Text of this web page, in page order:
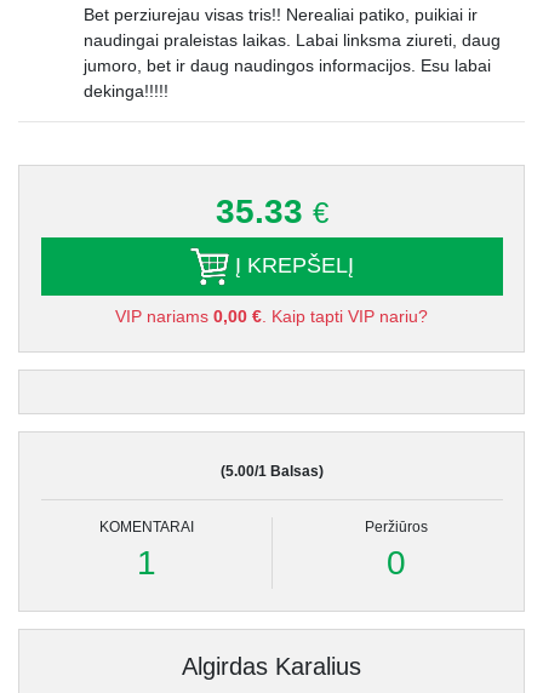
Bet perziurejau visas tris!! Nerealiai patiko, puikiai ir
naudingai praleistas laikas. Labai linksma ziureti, daug
jumoro, bet ir daug naudingos informacijos. Esu labai
dekinga!!!!!
35.33 €
Į KREPŠELĮ
VIP nariams 0,00 € . Kaip tapti VIP nariu?
(5.00/1 Balsas)
KOMENTARAI
1
Peržiūros
0
Algirdas Karalius